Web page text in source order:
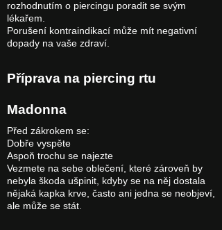
rozhodnutím o piercingu poradit se svým
lékařem.
Porušení kontraindikací může mít negativní
dopady na vaše zdraví.
Příprava na piercing rtu
Madonna
Před zákrokem se:
Dobře vyspěte
Aspoň trochu se najezte
Vezmete na sebe oblečení, které zároveň by
nebyla škoda ušpinit, kdyby se na něj dostala
nějaká kapka krve, často ani jedna se neobjeví,
ale může se stát.